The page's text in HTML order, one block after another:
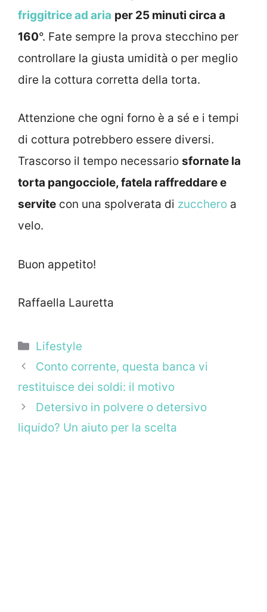
friggitrice ad aria per 25 minuti circa a
160°. Fate sempre la prova stecchino per
controllare la giusta umidità o per meglio
dire la cottura corretta della torta.
Attenzione che ogni forno è a sé e i tempi
di cottura potrebbero essere diversi.
Trascorso il tempo necessario sfornate la
torta pangocciole, fatela raffreddare e
servite con una spolverata di zucchero a
velo.
Buon appetito!
Raffaella Lauretta
Categorie
Lifestyle
Conto corrente, questa banca vi
restituisce dei soldi: il motivo
Detersivo in polvere o detersivo
liquido? Un aiuto per la scelta